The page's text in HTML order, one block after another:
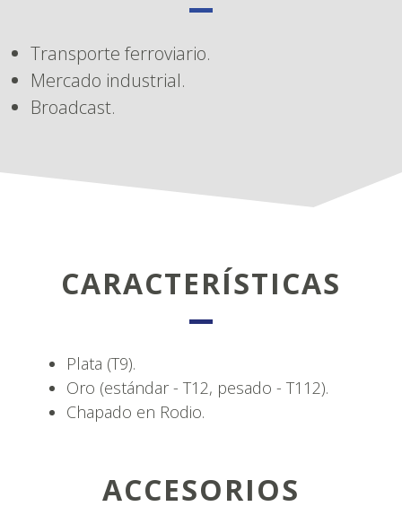
Transporte ferroviario.
Mercado industrial.
Broadcast.
CARACTERÍSTICAS
Plata (T9).
Oro (estándar - T12, pesado - T112).
Chapado en Rodio.
ACCESORIOS